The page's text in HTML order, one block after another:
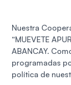
Nuestra
“MUEVETE
ABANCAY.
programadas
política de